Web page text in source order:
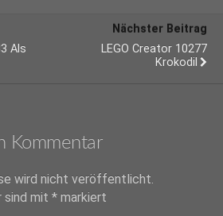
Als
Nächster Beitrag
LEGO Creator 10277
Krokodil
Kommentar
wird nicht veröffentlicht.
sind mit * markiert